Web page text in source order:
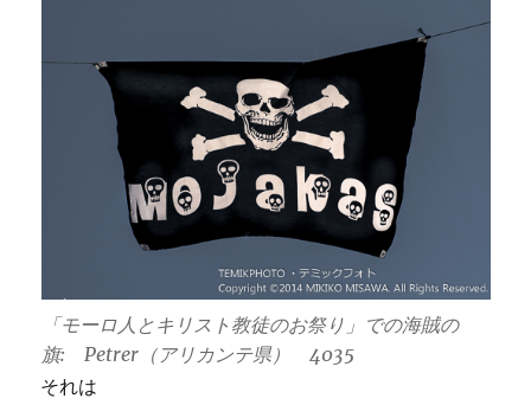
「モーロ人とキリスト教徒のお祭り」での海賊の
旗: Petrer（アリカンテ県） 4035
それは